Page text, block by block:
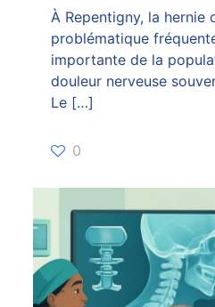
À Repentigny, la hernie
problématique
importante de la
douleur nerveuse
Le[…]
0